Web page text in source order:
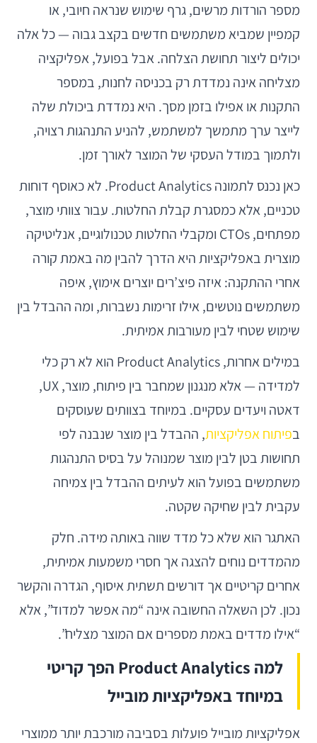
מספר הורדות מרשים, גרף שימוש שנראה חיובי, או
קמפיין שמביא משתמשים חדשים בקצב גבוה — כל אלה
יכולים ליצור תחושת הצלחה. אבל בפועל, אפליקציה
מצליחה אינה נמדדת רק בכניסה לחנות, במספר
התקנות או אפילו בזמן מסך. היא נמדדת ביכולת שלה
לייצר ערך מתמשך למשתמש, להניע התנהגות רצויה,
ולתמוך במודל העסקי של המוצר לאורך זמן.
כאן נכנס לתמונה Product Analytics. לא כאוסף דוחות
טכניים, אלא כמסגרת קבלת החלטות. עבור צוותי מוצר,
מפתחים, CTOs ומקבלי החלטות טכנולוגיים, אנליטיקה
מוצרית באפליקציות היא הדרך להבין מה באמת קורה
אחרי ההתקנה: איזה פיצ’רים יוצרים אימוץ, איפה
משתמשים נוטשים, אילו זרימות נשברות, ומה ההבדל בין
שימוש שטחי לבין מעורבות אמיתית.
במילים אחרות, Product Analytics הוא לא רק כלי
למדידה — אלא מנגנון שמחבר בין פיתוח, מוצר, UX,
דאטה ויעדים עסקיים. במיוחד בצוותים שעוסקים
בפיתוח אפליקציות, ההבדל בין מוצר שנבנה לפי
תחושות בטן לבין מוצר שמנוהל על בסיס התנהגות
משתמשים בפועל הוא לעיתים ההבדל בין צמיחה
עקבית לבין שחיקה שקטה.
האתגר הוא שלא כל מדד שווה באותה מידה. חלק
מהמדדים נוחים להצגה אך חסרי משמעות אמיתית,
אחרים קריטיים אך דורשים תשתית איסוף, הגדרה והקשר
נכון. לכן השאלה החשובה אינה “מה אפשר למדוד”, אלא
“אילו מדדים באמת מספרים אם המוצר מצליח”.
למה Product Analytics הפך קריטי
במיוחד באפליקציות מובייל
אפליקציות מובייל פועלות בסביבה מורכבת יותר ממוצרי